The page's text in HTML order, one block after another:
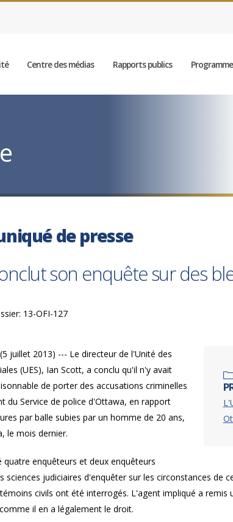
Centre des médias Rapports publics
de presse
son enquête sur des
13-OFI-127
(5 juillet 2013) --- Le directeur de l'Unité des
(UES), Ian Scott, a conclu qu'il n'y avait
de porter des accusations criminelles
du Service de police d'Ottawa, en rapport
par balle subies par un homme de 20 ans,
le mois dernier.
quatre enquêteurs et deux enquêteurs
sciences judiciaires d'enquêter sur les circonstances de
civils ont été interrogés. L'agent impliqué a remis
il en a légalement le droit.